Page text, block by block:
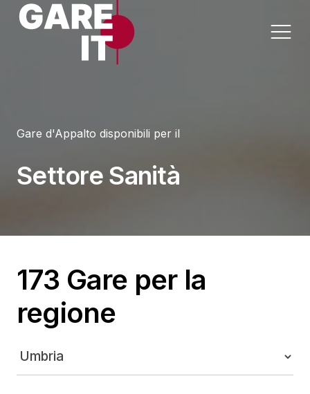
Lavori
Servizi
Sanità
Appalti per Regione
Gare d'Appalto disponibili per il
Settore Sanità
173 Gare per la
regione